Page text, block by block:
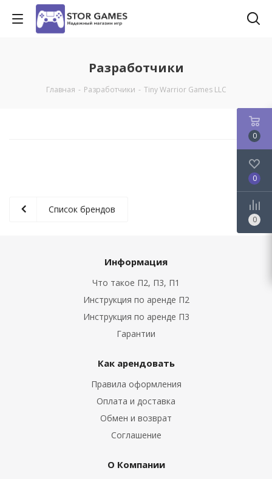
Разработчики
Главная - Разработчики - Tiny Warrior Games LLC
Список брендов
Информация
Что такое П2, П3, П1
Инструкция по аренде П2
Инструкция по аренде П3
Гарантии
Как арендовать
Правила оформления
Оплата и доставка
Обмен и возврат
Соглашение
О Компании
0
0
0